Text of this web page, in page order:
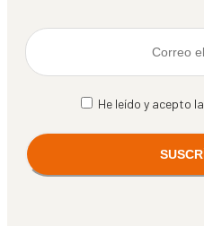
He leído y acepto la